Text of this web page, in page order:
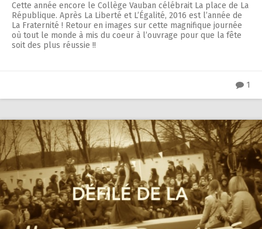
Cette année encore le Collège Vauban célébrait La place de La
République. Après La Liberté et L’Égalité, 2016 est l’année de
La Fraternité ! Retour en images sur cette magnifique journée
où tout le monde à mis du coeur à l’ouvrage pour que la fête
soit des plus réussie !!
1